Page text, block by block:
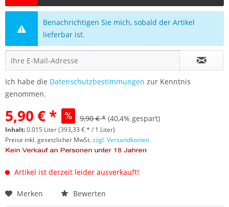
Benachrichtigen Sie mich, sobald der Artikel
lieferbar ist.
Ich habe die Datenschutzbestimmungen zur Kenntnis
genommen.
5,90 € * 9,90 € * (40,4% gespart)
Inhalt:0.015 Liter (393,33 € * / 1 Liter)
Preise inkl. gesetzlicher MwSt.zzgl. Versandkosten
Artikel ist derzeit leider ausverkauft!
Merken Bewerten